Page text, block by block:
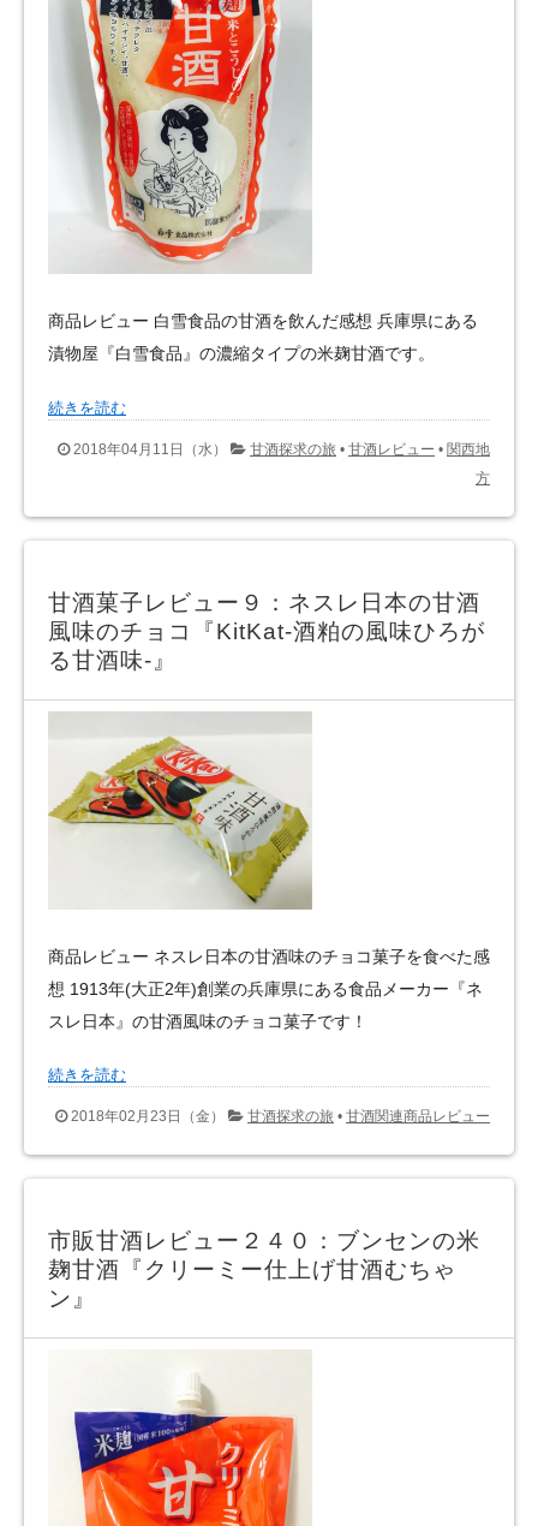
商品レビュー 白雪食品の甘酒を飲んだ感想 兵庫県にある
漬物屋『白雪食品』の濃縮タイプの米麹甘酒です。
続きを読む
2018年04月11日（水） 甘酒探求の旅 • 甘酒レビュー • 関西地
方
甘酒菓子レビュー９：ネスレ日本の甘酒
風味のチョコ『KitKat-酒粕の風味ひろが
る甘酒味-』
商品レビュー ネスレ日本の甘酒味のチョコ菓子を食べた感
想 1913年(大正2年)創業の兵庫県にある食品メーカー『ネ
スレ日本』の甘酒風味のチョコ菓子です！
続きを読む
2018年02月23日（金） 甘酒探求の旅 • 甘酒関連商品レビュー
市販甘酒レビュー２４０：ブンセンの米
麹甘酒『クリーミー仕上げ甘酒むちゃ
ン』